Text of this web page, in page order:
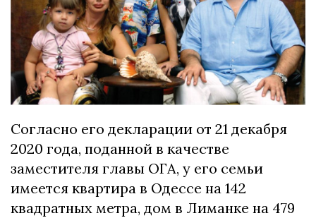
Согласно его декларации от 21 декабря
2020 года, поданной в качестве
заместителя главы ОГА, у его семьи
имеется квартира в Одессе на 142
квадратных метра, дом в Лиманке на 479